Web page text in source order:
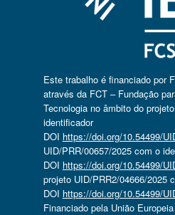
Este trabalho é financiado por
através da FCT – Fundação
Tecnologia no âmbito do
identificador
DOI https://doi.org/10.54499/
UID/PRR/00657/2025 com o
DOI https://doi.org/10.54499/
projeto UID/PRR2/04666/2025
DOI https://doi.org/10.54499/
Financiado pela União